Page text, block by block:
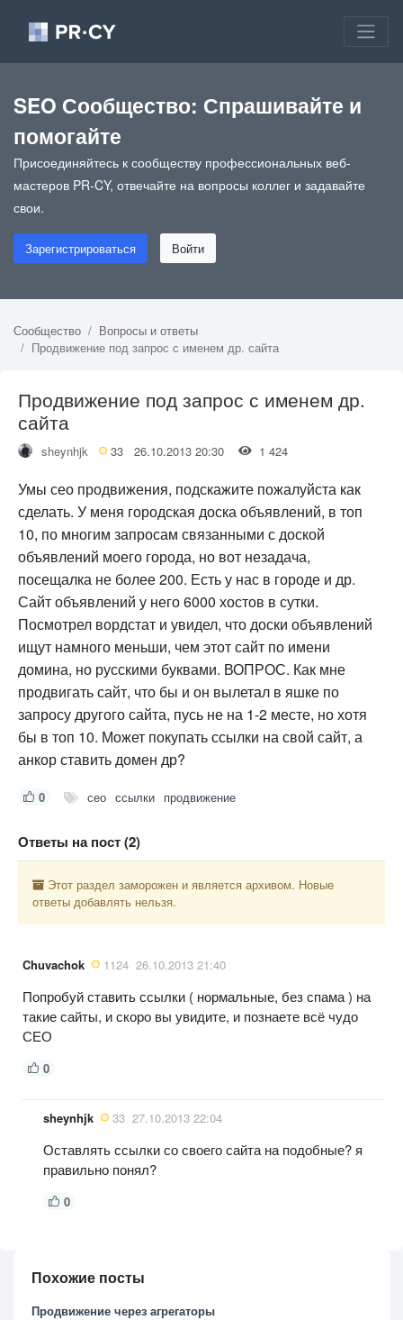
SEO Сообщество: Спрашивайте и
помогайте
Присоединяйтесь к сообществу профессиональных веб-
мастеров PR-CY, отвечайте на вопросы коллег и задавайте
свои.
Зарегистрироваться Войти
Сообщество
Вопросы и ответы
Продвижение под запрос с именем др. сайта
Продвижение под запрос с именем др.
сайта
sheynhjk 33 26.10.2013 20:30 1 424
Умы сео продвижения, подскажите пожалуйста как
сделать. У меня городская доска объявлений, в топ
10, по многим запросам связанными с доской
объявлений моего города, но вот незадача,
посещалка не более 200. Есть у нас в городе и др.
Сайт объявлений у него 6000 хостов в сутки.
Посмотрел вордстат и увидел, что доски объявлений
ищут намного меньши, чем этот сайт по имени
домина, но русскими буквами. ВОПРОС. Как мне
продвигать сайт, что бы и он вылетал в яшке по
запросу другого сайта, пусь не на 1-2 месте, но хотя
бы в топ 10. Может покупать ссылки на свой сайт, а
анкор ставить домен др?
0 сео ссылки продвижение
Ответы на пост (2)
Этот раздел заморожен и является архивом. Новые
ответы добавлять нельзя.
Chuvachok 1124 26.10.2013 21:40
Попробуй ставить ссылки ( нормальные, без спама ) на
такие сайты, и скоро вы увидите, и познаете всё чудо
СЕО
0
sheynhjk 33 27.10.2013 22:04
Оставлять ссылки со своего сайта на подобные? я
правильно понял?
0
Похожие посты
Продвижение через агрегаторы